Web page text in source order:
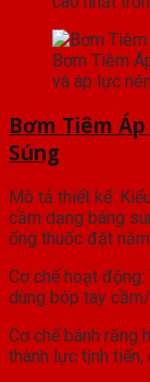
Bơm Tiêm
và áp lực
Bơm Tiêm
Súng
Mô tả thiết kế:
cầm dạng báng
ống thuốc đặt
Cơ chế hoạt
dùng bóp tay
Cơ chế bánh răng
thành lực tịnh